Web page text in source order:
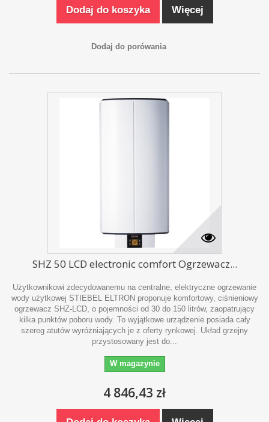
Dodaj do koszyka Więcej
Dodaj do porówania
SHZ 50 LCD electronic comfort Ogrzewacz...
Użytkownikowi zdecydowanemu na centralne, elektryczne ogrzewanie
wody użytkowej STIEBEL ELTRON proponuje komfortowy, ciśnieniowy
ogrzewacz SHZ-LCD, o pojemności od 30 do 150 litrów, zaopatrujący
kilka punktów poboru wody. To wyjątkowe urządzenie posiada cały
szereg atutów wyróżniających je z oferty rynkowej. Układ grzejny
przystosowany jest do...
W magazynie
4 846,43 zł